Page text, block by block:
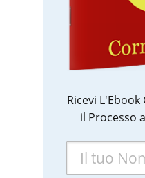
Ricevi
il Processo